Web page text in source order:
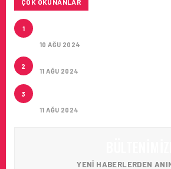
ÇOK OKUNANLAR
1
10 AĞU 2024
2
11 AĞU 2024
3
11 AĞU 2024
YENI HABERLERDEN